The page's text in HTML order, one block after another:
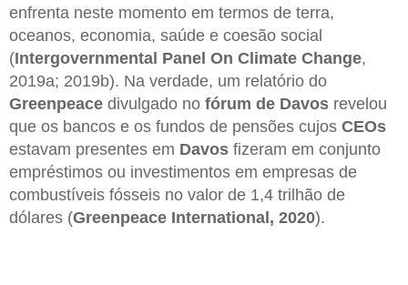
enfrenta neste momento em termos de terra,
oceanos, economia, saúde e coesão social
(Intergovernmental Panel On Climate Change,
2019a; 2019b). Na verdade, um relatório do
Greenpeace divulgado no fórum de Davos revelou
que os bancos e os fundos de pensões cujos CEOs
estavam presentes em Davos fizeram em conjunto
empréstimos ou investimentos em empresas de
combustíveis fósseis no valor de 1,4 trilhão de
dólares (Greenpeace International, 2020).